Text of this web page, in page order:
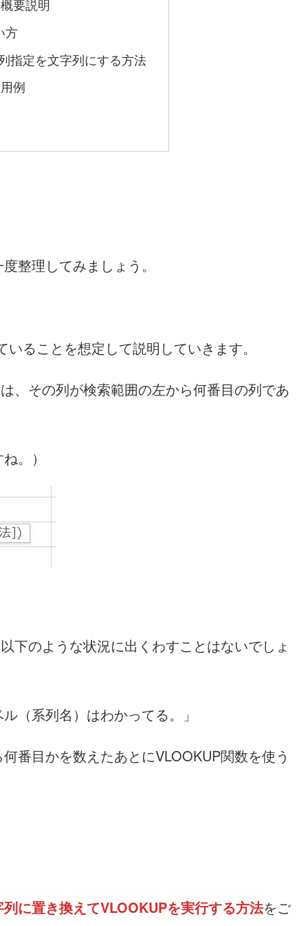
要説明
方
指定を文字列にする方法
例
整理してみましょう。
ることを想定して説明していきます。
、その列が検索範囲の左から何番目の列であ
。）
下のような状況に出くわすことはないでしょ
（系列名）はわかってる。」
番目かを数えたあとにVLOOKUP関数を使う
に置き換えてVLOOKUPを実行する方法をご